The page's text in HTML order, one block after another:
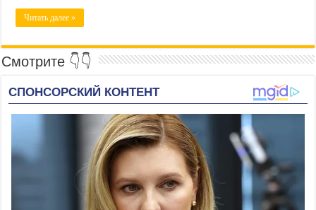
Читать далее »
Смотрите 👇👇